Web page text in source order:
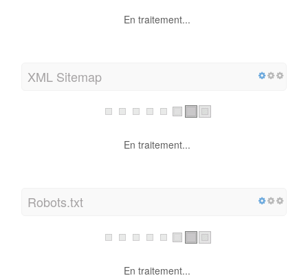
En traitement...
XML Sitemap
En traitement...
Robots.txt
En traitement...